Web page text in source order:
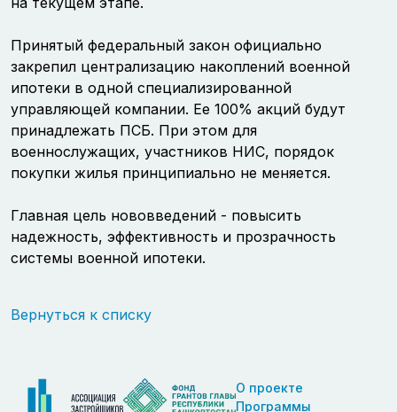
Принятый федеральный закон официально
закрепил централизацию накоплений военной
ипотеки в одной специализированной
управляющей компании. Ее 100% акций будут
принадлежать ПСБ. При этом для
военнослужащих, участников НИС, порядок
покупки жилья принципиально не меняется.
Главная цель нововведений - повысить
надежность, эффективность и прозрачность
системы военной ипотеки.
Вернуться к списку
О проекте
Программы